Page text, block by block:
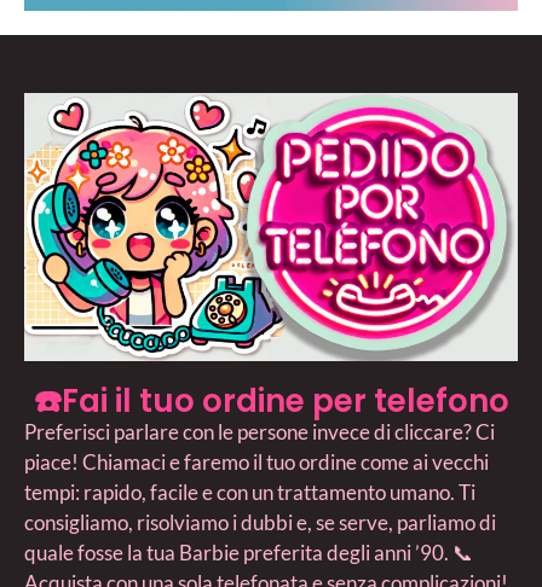
☎️Fai il tuo ordine per telefono
Preferisci parlare con le persone invece di cliccare? Ci
piace! Chiamaci e faremo il tuo ordine come ai vecchi
tempi: rapido, facile e con un trattamento umano. Ti
consigliamo, risolviamo i dubbi e, se serve, parliamo di
quale fosse la tua Barbie preferita degli anni ’90. 📞